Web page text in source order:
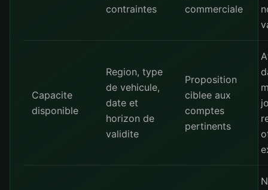
contraintes
commerciale
Capacite
disponible
Region, type
de vehicule,
date et
horizon de
validite
Proposition
ciblee aux
comptes
pertinents